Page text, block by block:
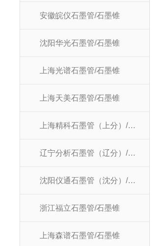
安徽皖仪石墨管/石墨锥
沈阳华光石墨管/石墨锥
上海光谱石墨管/石墨锥
上海天美石墨管/石墨锥
上海精科石墨管（上分）/石墨锥
辽宁分析石墨管（辽分）/石墨锥
沈阳仪通石墨管（沈分）/石墨锥
浙江福立石墨管/石墨锥
上海森谱石墨管/石墨锥